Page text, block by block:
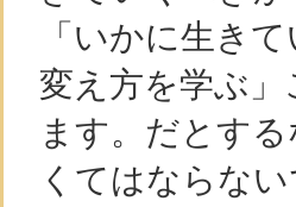
「いかに生き
変え方を学ぶ
ます。だとす
くてはならな